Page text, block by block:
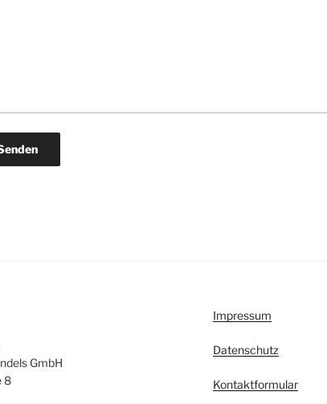
GmbH
8
Impressum
Datenschutz
Kontaktformular